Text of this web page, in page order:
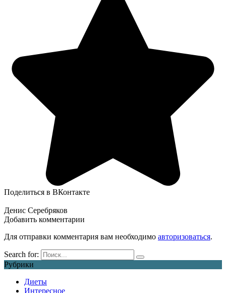
Поделиться в ВКонтакте
Денис Серебряков
Добавить комментарии
Для отправки комментария вам необходимо авторизоваться.
Search for:
Рубрики
Диеты
Интересное